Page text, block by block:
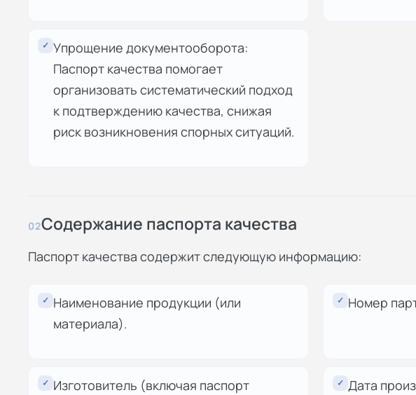
✓ Упрощение документооборота:
Паспорт качества помогает
организовать систематический подход
к подтверждению качества, снижая
риск возникновения спорных ситуаций.
02Содержание паспорта качества
Паспорт качества содержит следующую информацию:
✓ Наименование продукции (или
материала).
✓ Номер
✓ Изготовитель (включая паспорт
✓ Дата